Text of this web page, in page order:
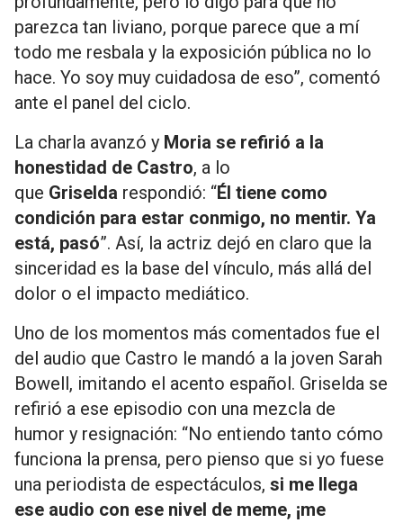
parezca tan liviano, porque parece que a mí
todo me resbala y la exposición pública no lo
hace. Yo soy muy cuidadosa de eso”, comentó
ante el panel del ciclo.
La charla avanzó y Moria se refirió a la
honestidad de Castro, a lo
que Griselda respondió: “Él tiene como
condición para estar conmigo, no mentir. Ya
está, pasó”. Así, la actriz dejó en claro que la
sinceridad es la base del vínculo, más allá del
dolor o el impacto mediático.
Uno de los momentos más comentados fue el
del audio que Castro le mandó a la joven Sarah
Bowell, imitando el acento español. Griselda se
refirió a ese episodio con una mezcla de
humor y resignación: “No entiendo tanto cómo
funciona la prensa, pero pienso que si yo fuese
una periodista de espectáculos, si me llega
ese audio con ese nivel de meme, ¡me